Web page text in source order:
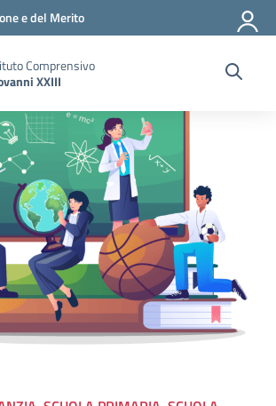
degli strumenti
e del Merito
Comprensivo
XXIII